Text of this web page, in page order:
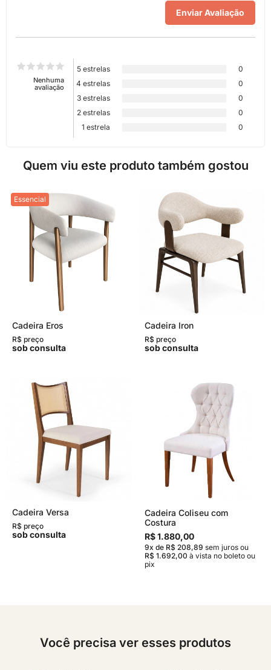
Nenhuma
avaliação
5 estrelas
0
4 estrelas
0
3 estrelas
0
2 estrelas
0
1 estrela
0
Quem viu este produto também gostou
Essencial
Cadeira Eros
R$ preço
sob consulta
Cadeira Iron
R$ preço
sob consulta
Cadeira Versa
R$ preço
sob consulta
Cadeira Coliseu com
Costura
R$ 1.880,00
9x de R$ 208,89 sem juros ou
R$ 1.692,00 à vista no boleto ou
pix
Você precisa ver esses produtos